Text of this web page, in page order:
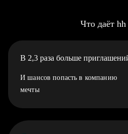
Что даёт
В 2,3 раза больше
И шансов попасть в компанию
мечты